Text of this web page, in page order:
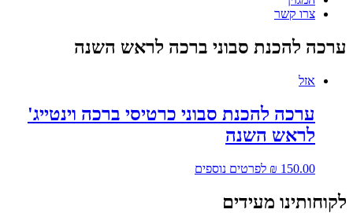
צרו קשר
ערכה להכנת סבוני ברכה לראש השנה
אזל
ערכה להכנת סבוני כרטיסי ברכה וינטייג'
לראש השנה
₪ 150.00 לפרטים נוספים
לקוחותינו מעידים